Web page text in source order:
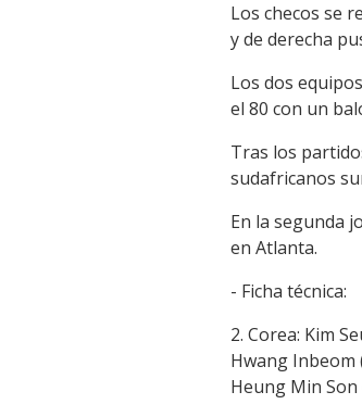
Los checos se
y de derecha
Los dos
el 80 con un
Tras los
sudafricanos
En la segunda
en Atlanta.
- Ficha técnica:
2. Corea: Kim
Hwang Inbeom
Heung Min Son